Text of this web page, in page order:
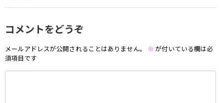
コメントをどうぞ
メールアドレスが公開されることはありません。 ※ が付いている欄は必
須項目です